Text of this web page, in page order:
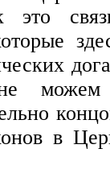
это
можем
в